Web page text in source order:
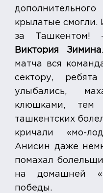
крылатые смогли.
за Ташкентом!
Виктория Зимина
матча вся
сектору,
улыбались,
клюшками, тем
ташкентских
кричали «мо-
Анисин даже
помахал
на домашней
победы.